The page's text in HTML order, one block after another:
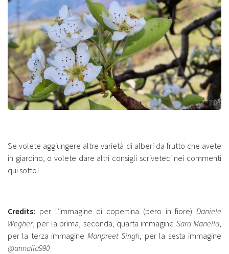
Se volete aggiungere altre varietà di alberi da frutto che avete
in giardino, o volete dare altri consigli scriveteci nei commenti
qui sotto!
Credits: per l’immagine di copertina (pero in fiore) Daniele
Wegher, per la prima, seconda, quarta immagine Sara Manella,
per la terza immagine Manpreet Singh, per la sesta immagine
@annalia990